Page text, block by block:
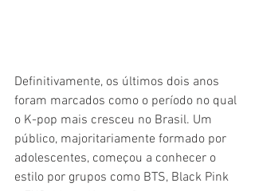
Definitivamente, os últimos dois anos
foram marcados como o período no qual
o K-pop mais cresceu no Brasil. Um
público, majoritariamente formado por
adolescentes, começou a conhecer o
estilo por grupos como BTS, Black Pink